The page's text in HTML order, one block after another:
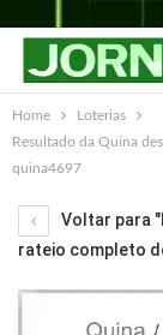
Home
Loterias
Resultado da Quina
quina4697
Voltar para
rateio completo